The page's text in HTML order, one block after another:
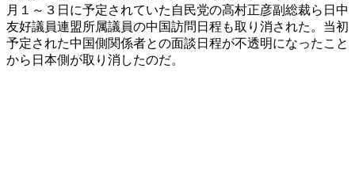
月１～３日に予定されていた自民党の高村正彦副総裁ら日中
友好議員連盟所属議員の中国訪問日程も取り消された。当初
予定された中国側関係者との面談日程が不透明になったこと
から日本側が取り消したのだ。